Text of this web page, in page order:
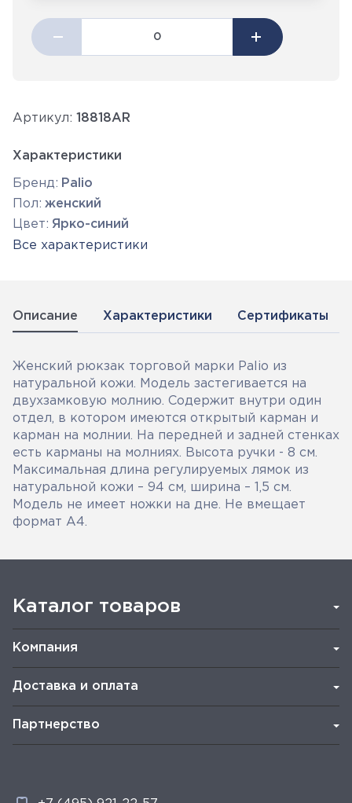
Артикул: 18818AR
Характеристики
Бренд: Palio
Пол: женский
Цвет: Ярко-синий
Все характеристики
Описание Характеристики Сертификаты
Женский рюкзак торговой марки Palio из
натуральной кожи. Модель застегивается на
двухзамковую молнию. Содержит внутри один
отдел, в котором имеются открытый карман и
карман на молнии. На передней и задней стенках
есть карманы на молниях. Высота ручки - 8 см.
Максимальная длина регулируемых лямок из
натуральной кожи – 94 см, ширина – 1,5 см.
Модель не имеет ножки на дне. Не вмещает
формат А4.
Каталог товаров
Компания
Доставка и оплата
Партнерство